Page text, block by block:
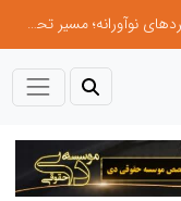
از کشف استعدادهای ناب تا پرورش آن‌ها با رویکردهای نوآورانه؛ مسیر تحول‌آفرین شنای ایران در سطح جهانی